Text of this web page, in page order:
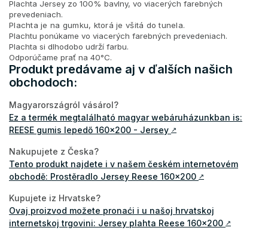
Plachta Jersey zo 100% bavlny, vo viacerých farebných
prevedeniach.
Plachta je na gumku, ktorá je všitá do tunela.
Plachtu ponúkame vo viacerých farebných prevedeniach.
Plachta si dlhodobo udrží farbu.
Odporúčame prať na 40°C.
Produkt predávame aj v ďalších našich
obchodoch:
Magyarországról vásárol?
Ez a termék megtalálható magyar webáruházunkban is:
REESE gumis lepedő 160x200 - Jersey ↗
Nakupujete z Česka?
Tento produkt najdete i v našem českém internetovém
obchodě: Prostěradlo Jersey Reese 160x200 ↗
Kupujete iz Hrvatske?
Ovaj proizvod možete pronaći i u našoj hrvatskoj
internetskoj trgovini: Jersey plahta Reese 160x200 ↗